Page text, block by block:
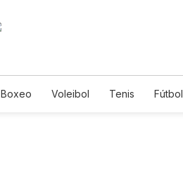
Boxeo Voleibol Tenis Fútbol